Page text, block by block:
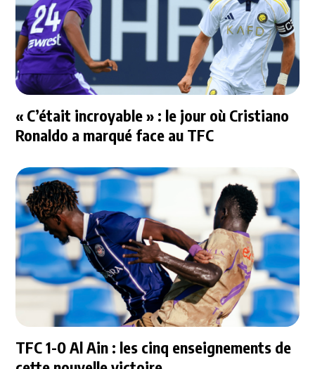
« C’était incroyable » : le jour où Cristiano
Ronaldo a marqué face au TFC
TFC 1-0 Al Ain : les cinq enseignements de